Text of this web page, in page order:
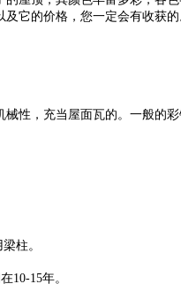
它的价格，您一定会有收获的
性，充当屋面瓦的。一般的
柱。
10-15年。